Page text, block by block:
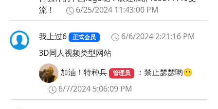
流！
6/25/2024 11:43:00 PM
我上过6 正式会员
6/6/2024 2:21:16 PM
3D同人视频类型网站
加油！特种兵
管理员
：禁止瑟瑟哟😶
6/7/2024 5:06:09 PM